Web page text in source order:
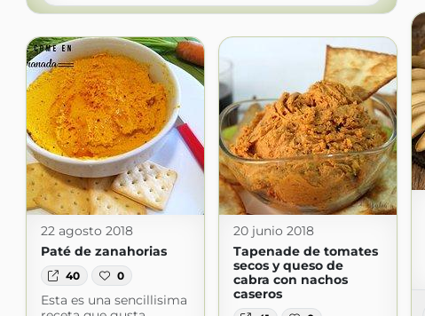
22 agosto 2018
Paté de zanahorias
40 0
Esta es una sencillisima
20 junio 2018
Tapenade de tomates
secos y queso de
cabra con nachos
caseros